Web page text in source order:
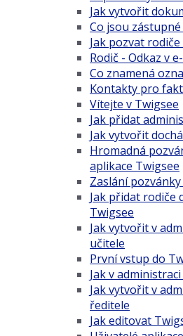
Jak vytvořit
Co jsou zástupné
Jak pozvat
Rodič - Odkaz v
Co znamená
Kontakty pro
Vítejte v Twigsee
Jak přidat
Jak vytvořit
Hromadná
aplikace Twigsee
Zaslání
Jak přidat rodiče
Twigsee
Jak vytvořit v
učitele
První vstup do
Jak v
Jak vytvořit v
ředitele
Jak editovat